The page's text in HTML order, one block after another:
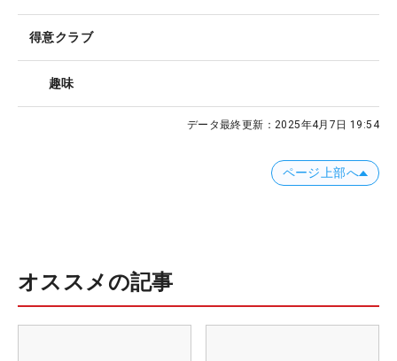
得意クラブ
趣味
データ最終更新： 2025年4月7日 19:54
ページ上部へ
オススメの記事